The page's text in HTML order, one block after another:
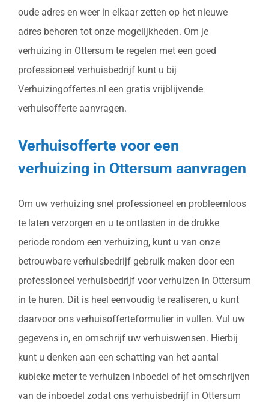
oude adres en weer in elkaar zetten op het nieuwe
adres behoren tot onze mogelijkheden. Om je
verhuizing in Ottersum te regelen met een goed
professioneel verhuisbedrijf kunt u bij
Verhuizingoffertes.nl een gratis vrijblijvende
verhuisofferte aanvragen.
Verhuisofferte voor een
verhuizing in Ottersum aanvragen
Om uw verhuizing snel professioneel en probleemloos
te laten verzorgen en u te ontlasten in de drukke
periode rondom een verhuizing, kunt u van onze
betrouwbare verhuisbedrijf gebruik maken door een
professioneel verhuisbedrijf voor verhuizen in Ottersum
in te huren. Dit is heel eenvoudig te realiseren, u kunt
daarvoor ons verhuisofferteformulier in vullen. Vul uw
gegevens in, en omschrijf uw verhuiswensen. Hierbij
kunt u denken aan een schatting van het aantal
kubieke meter te verhuizen inboedel of het omschrijven
van de inboedel zodat ons verhuisbedrijf in Ottersum